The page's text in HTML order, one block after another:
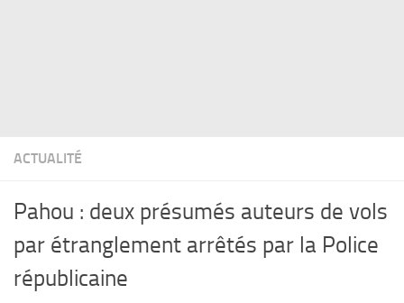
ACTUALITÉ
Pahou : deux présumés auteurs de vols
par étranglement arrêtés par la Police
républicaine